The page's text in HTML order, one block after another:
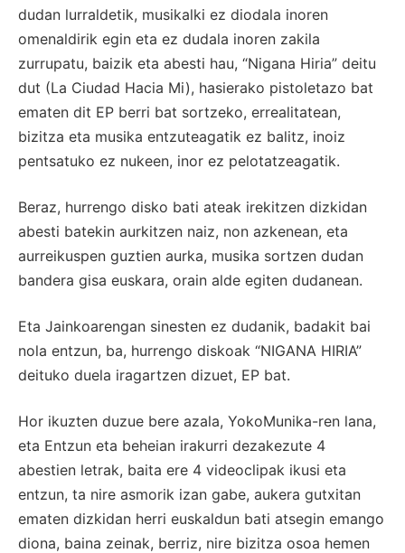
dudan lurraldetik, musikalki ez diodala inoren
omenaldirik egin eta ez dudala inoren zakila
zurrupatu, baizik eta abesti hau, “Nigana Hiria” deitu
dut (La Ciudad Hacia Mi), hasierako pistoletazo bat
ematen dit EP berri bat sortzeko, errealitatean,
bizitza eta musika entzuteagatik ez balitz, inoiz
pentsatuko ez nukeen, inor ez pelotatzeagatik.
Beraz, hurrengo disko bati ateak irekitzen dizkidan
abesti batekin aurkitzen naiz, non azkenean, eta
aurreikuspen guztien aurka, musika sortzen dudan
bandera gisa euskara, orain alde egiten dudanean.
Eta Jainkoarengan sinesten ez dudanik, badakit bai
nola entzun, ba, hurrengo diskoak “NIGANA HIRIA”
deituko duela iragartzen dizuet, EP bat.
Hor ikuzten duzue bere azala, YokoMunika-ren lana,
eta Entzun eta beheian irakurri dezakezute 4
abestien letrak, baita ere 4 videoclipak ikusi eta
entzun, ta nire asmorik izan gabe, aukera gutxitan
ematen dizkidan herri euskaldun bati atsegin emango
diona, baina zeinak, berriz, nire bizitza osoa hemen